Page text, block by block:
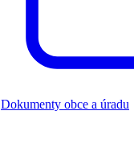
Dokumenty obce a úradu